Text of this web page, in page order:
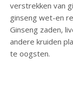
verstrekken van
ginseng wet-en
Ginseng zaden,
andere kruiden
te oogsten.